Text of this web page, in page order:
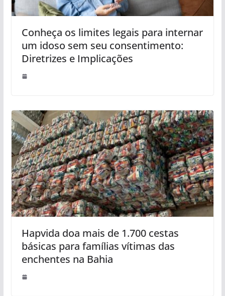
Conheça os limites legais para internar
um idoso sem seu consentimento:
Diretrizes e Implicações
Hapvida doa mais de 1.700 cestas
básicas para famílias vítimas das
enchentes na Bahia